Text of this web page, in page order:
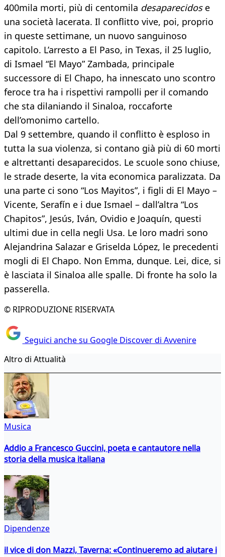
400mila morti, più di centomila desaparecidose
una società lacerata. Il conflitto vive, poi, proprio
in queste settimane, un nuovo sanguinoso
capitolo. L’arresto a El Paso, in Texas, il 25 luglio,
di Ismael “El Mayo” Zambada, principale
successore di El Chapo, ha innescato uno scontro
feroce tra ha i rispettivi rampolli per il comando
che sta dilaniando il Sinaloa, roccaforte
dell’omonimo cartello.
Dal 9 settembre, quando il conflitto è esploso in
tutta la sua violenza, si contano già più di 60 morti
e altrettanti desaparecidos. Le scuole sono chiuse,
le strade deserte, la vita economica paralizzata. Da
una parte ci sono “Los Mayitos”, i figli di El Mayo –
Vicente, Serafín e i due Ismael – dall’altra “Los
Chapitos”, Jesús, Iván, Ovidio e Joaquín, questi
ultimi due in cella negli Usa. Le loro madri sono
Alejandrina Salazar e Griselda López, le precedenti
mogli di El Chapo. Non Emma, dunque. Lei, dice, si
è lasciata il Sinaloa alle spalle. Di fronte ha solo la
passerella.
© RIPRODUZIONE RISERVATA
Seguici anche su Google Discover di Avvenire
Altro di Attualità
Musica
Addio a Francesco Guccini, poeta e cantautore nella
storia della musica italiana
Dipendenze
il vice di don Mazzi, Taverna: «Continueremo ad aiutare i